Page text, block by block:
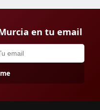
en tu email